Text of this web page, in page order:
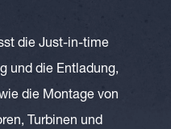
die Just-in-time
und die Entladung,
die Montage von
Turbinen und